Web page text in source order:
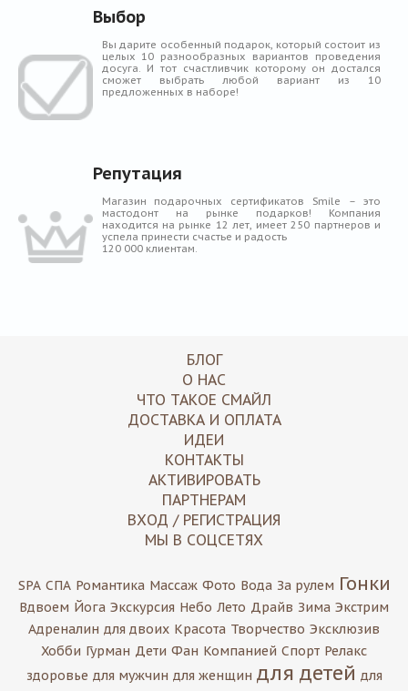
Выбор
Вы дарите особенный подарок, который состоит из
целых 10 разнообразных вариантов проведения
досуга. И тот счастливчик которому он достался
сможет выбрать любой вариант из 10
предложенных в наборе!
Репутация
Магазин подарочных сертификатов Smile – это
мастодонт на рынке подарков! Компания
находится на рынке 12 лет, имеет 250 партнеров и
успела принести счастье и радость
120 000 клиентам.
БЛОГ
О НАС
ЧТО ТАКОЕ СМАЙЛ
ДОСТАВКА И ОПЛАТА
ИДЕИ
КОНТАКТЫ
АКТИВИРОВАТЬ
ПАРТНЕРАМ
ВХОД / РЕГИСТРАЦИЯ
МЫ В СОЦСЕТЯХ
SPA СПА Романтика Массаж Фото Вода За рулем Гонки
Вдвоем Йога Экскурсия Небо Лето Драйв Зима Экстрим
Адреналин для двоих Красота Творчество Эксклюзив
Хобби Гурман Дети Фан Компанией Спорт Релакс
здоровье для мужчин для женщин для детей для